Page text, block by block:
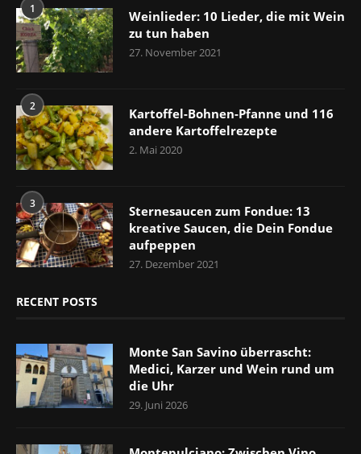
1
Weinlieder: 10 Lieder, die mit Wein
zu tun haben
27. November 2021
2
Kartoffel-Bohnen-Pfanne und 116
andere Kartoffelrezepte
2. Mai 2020
3
Sternesaucen zum Fondue: 13
kreative Saucen, die Dein Fondue
aufpeppen
27. Dezember 2021
RECENT POSTS
Monte San Savino überrascht:
Medici, Karzer und Wein rund um
die Uhr
29. Juni 2026